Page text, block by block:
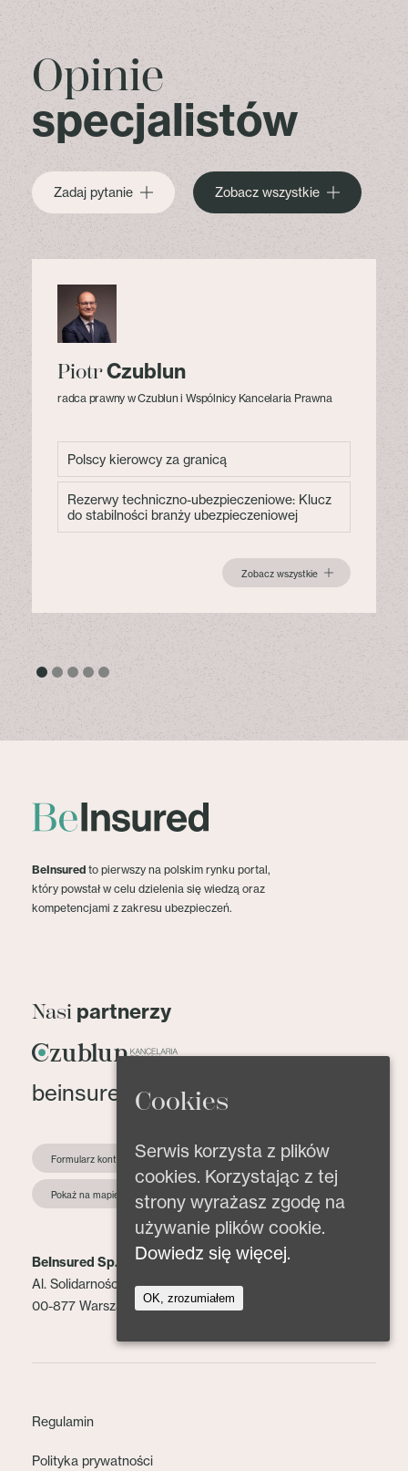
Opinie
specjalistów
Zadaj pytanie Zobacz wszystkie
PiotrCzublun
radca prawny w Czublun i Wspólnicy Kancelaria Prawna
Polscy kierowcy za granicą
Rezerwy techniczno-ubezpieczeniowe: Klucz
do stabilności branży ubezpieczeniowej
Zobacz wszystkie
BeInsured to pierwszy na polskim rynku portal,
który powstał w celu dzielenia się wiedzą oraz
kompetencjami z zakresu ubezpieczeń.
Nasi partnerzy
beinsured@beinsured.pl
Formularz kontaktowy
Pokaż na mapie
BeInsured Sp. z o.o.
Al. Solidarności 153 lok. 2
00-877 Warszawa
Regulamin
Polityka prywatności
Cookies
Serwis korzysta z plików
cookies. Korzystając z tej
strony wyrażasz zgodę na
używanie plików cookie.
Dowiedz się więcej.
OK, zrozumiałem